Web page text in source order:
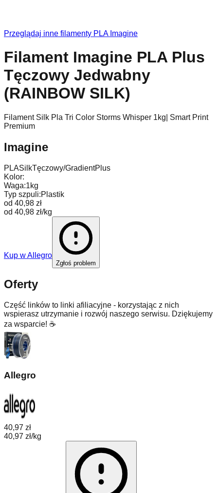
Przeglądaj inne filamenty PLA Imagine
Filament Imagine PLA Plus
Tęczowy Jedwabny
(RAINBOW SILK)
Filament Silk Pla Tri Color Storms Whisper 1kg| Smart Print
Premium
Imagine
PLASilkTęczowy/GradientPlus
Kolor:
Waga:1kg
Typ szpuli:Plastik
od 40,98 zł
od 40,98 zł/kg
Kup wAllegro
Zgłoś problem
Oferty
Część linków to linki afiliacyjne - korzystając z nich
wspierasz utrzymanie i rozwój naszego serwisu. Dziękujemy
za wsparcie! ☕
Allegro
40,97 zł
40,97 zł/kg